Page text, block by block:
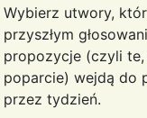
Wybierz utwory,
przyszłym
propozycje (czyli
poparcie) wejdą do
przez tydzień.